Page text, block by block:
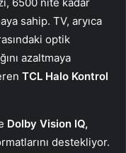
sahip. TV, aryıca
optik
azaltmaya
TCL Halo Kontrol
Dolby Vision IQ,
destekliyor.